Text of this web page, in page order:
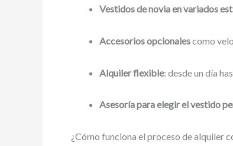
Vestidos de novia en variados
Accesorios opcionalescomo
Alquiler flexible: desde un día
Asesoría para elegir el vestido
¿Cómo funciona el proceso de alquiler